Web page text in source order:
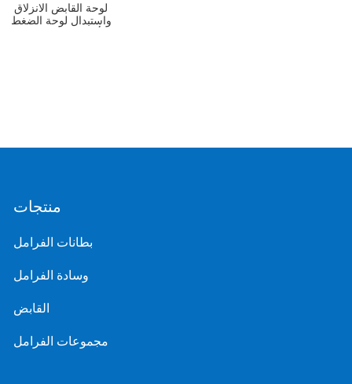
لوحة القابض الانزلاق
واستبدال لوحة الضغط
منتجات
بطانات الفرامل
وسادة الفرامل
القابض
مجموعات الفرامل